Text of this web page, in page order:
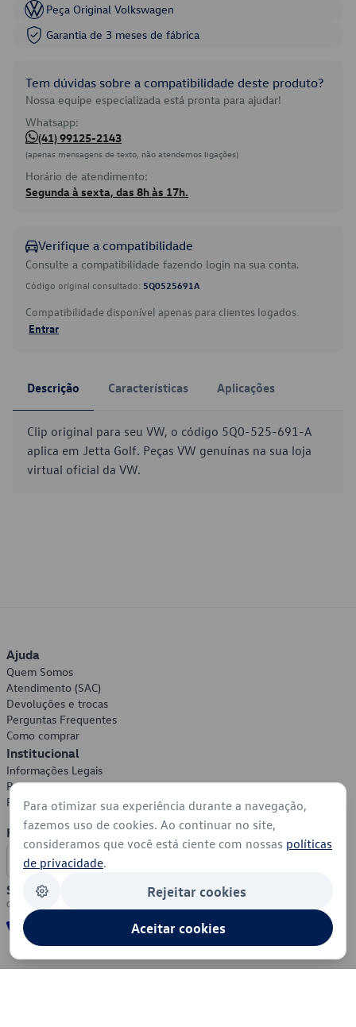
Peça Original Volkswagen
Garantia de 3 meses de fábrica
Tem dúvidas sobre a compatibilidade deste produto?
Nossa equipe especializada está pronta para ajudar!
Whatsapp:
(41) 99125-2143
(apenas mensagens de texto, não atendemos ligações)
Horário de atendimento:
Segunda à sexta, das 8h às 17h.
Verifique a compatibilidade
Consulte a compatibilidade fazendo login na sua conta.
Código original consultado: 5Q0525691A
Compatibilidade disponível apenas para clientes logados.
Entrar
Descrição Características Aplicações
Clip original para seu VW, o código 5Q0-525-691-A
aplica em Jetta Golf. Peças VW genuínas na sua loja
virtual oficial da VW.
Ajuda
Quem Somos
Atendimento (SAC)
Devoluções e trocas
Perguntas Frequentes
Como comprar
Institucional
Informações Legais
Política de Privacidade
Política de Cookies
Formas de Pagamento
Segurança
Para otimizar sua experiência durante a navegação,
fazemos uso de cookies. Ao continuar no site,
consideramos que você está ciente com nossas políticas
de privacidade.
Rejeitar cookies
Aceitar cookies